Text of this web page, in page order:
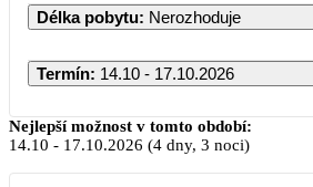
Délka pobytu: Nerozhoduje
Termín: 14.10 - 17.10.2026
Říjen 2026
PO ÚT ST ČT
Nejlepší možnost v tomto období:
14.10 - 17.10.2026 (4 dny, 3 noci)